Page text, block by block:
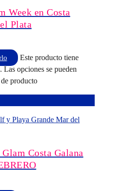
Week en Costa
Plata
Este producto tiene
Las opciones se pueden
producto
Costa Galana